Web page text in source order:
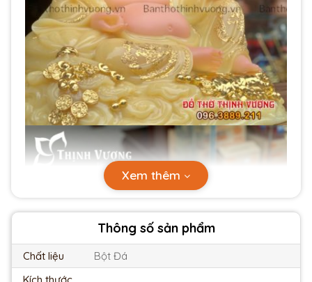
Thông số sản phẩm
Chất liệu
Bột Đá
Xem thêm